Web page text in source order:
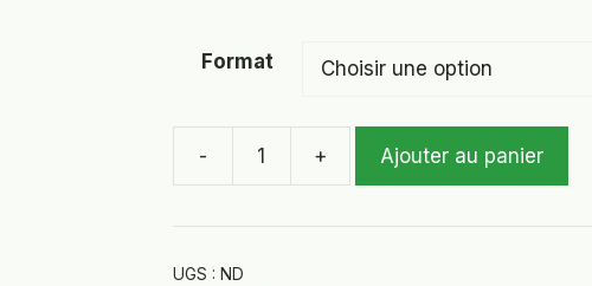
Format
-
Gomasio
+ Ajouter au panier
UGS : ND